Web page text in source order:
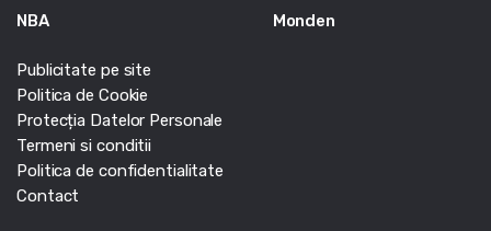
NBA
Monden
Publicitate pe site
Politica de Cookie
Protecția Datelor Personale
Termeni si conditii
Politica de confidentialitate
Contact